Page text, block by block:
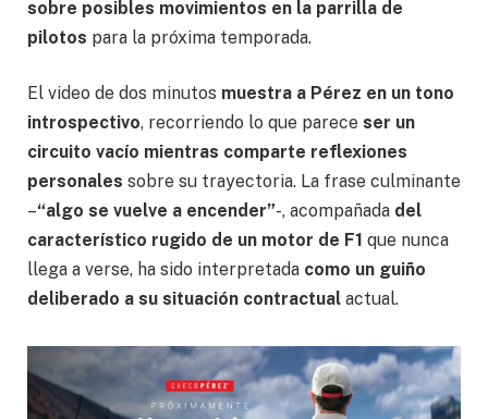
sobre posibles movimientos en la parrilla de
pilotos para la próxima temporada.
El video de dos minutos muestra a Pérez en un tono
introspectivo, recorriendo lo que parece ser un
circuito vacío mientras comparte reflexiones
personales sobre su trayectoria. La frase culminante
–“algo se vuelve a encender”-, acompañada del
característico rugido de un motor de F1 que nunca
llega a verse, ha sido interpretada como un guiño
deliberado a su situación contractual actual.